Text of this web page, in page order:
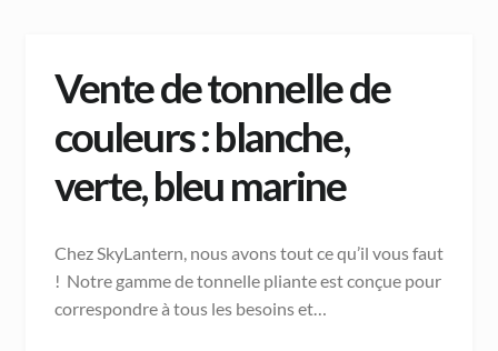
Vente de tonnelle de
couleurs : blanche,
verte, bleu marine
Chez SkyLantern, nous avons tout ce qu’il vous faut
! Notre gamme de tonnelle pliante est conçue pour
correspondre à tous les besoins et…